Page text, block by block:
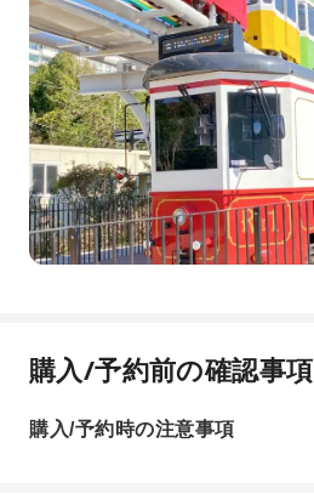
購入/予約前の確認事項
購入/予約時の注意事項